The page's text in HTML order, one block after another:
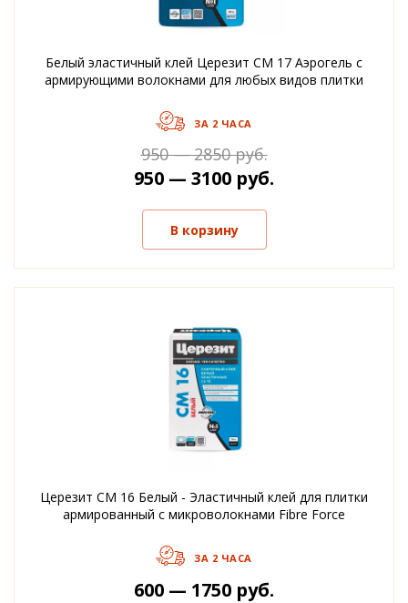
Белый эластичный клей Церезит CM 17 Аэрогель с
армирующими волокнами для любых видов плитки
ЗА 2 ЧАСА
950 — 2850 руб.
950 — 3100 руб.
В корзину
Церезит СМ 16 Белый - Эластичный клей для плитки
армированный с микроволокнами Fibre Force
ЗА 2 ЧАСА
600 — 1750 руб.